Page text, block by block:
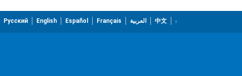
Русский English Español Français العربية 中文